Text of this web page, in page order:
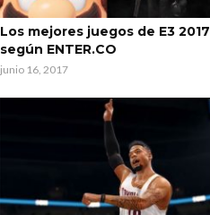
Los mejores juegos de E3 2017
según ENTER.CO
junio 16, 2017